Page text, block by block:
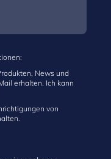
News und
erhalten. Ich kann
von